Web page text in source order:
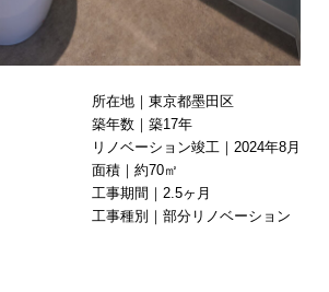
所在地｜東京都墨田区
築年数｜築17年
リノベーション竣工｜2024年8月
面積｜約70㎡
工事期間｜2.5ヶ月
工事種別｜部分リノベーション